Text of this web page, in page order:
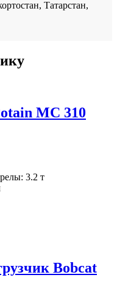
Татарстан,
MC 310
3.2 т
Bobcat